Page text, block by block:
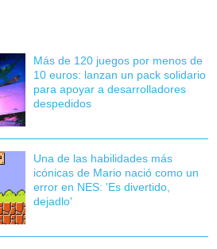
Más de 120 juegos por menos de
10 euros: lanzan un pack solidario
para apoyar a desarrolladores
despedidos
Una de las habilidades más
icónicas de Mario nació como un
error en NES: 'Es divertido,
dejadlo'